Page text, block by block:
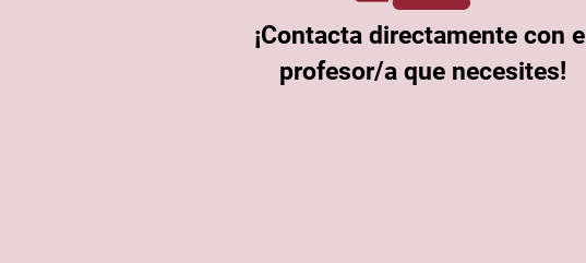
¡Contacta directamente con el
profesor/a que necesites!